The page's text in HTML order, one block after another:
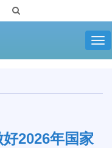
2026年国家